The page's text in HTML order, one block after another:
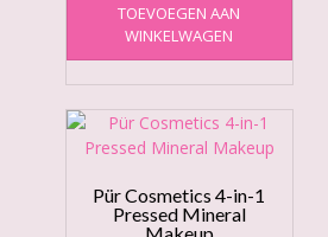
TOEVOEGEN AAN
WINKELWAGEN
Pür Cosmetics 4-in-1
Pressed Mineral